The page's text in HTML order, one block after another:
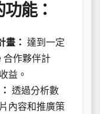
能：
畫： 達到一定
合作夥伴計
益。
透過分析數
內容和推廣策